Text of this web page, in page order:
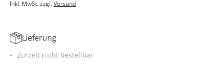
Inkl. MwSt. zzgl.Versand
Lieferung
Zurzeit nicht bestellbar